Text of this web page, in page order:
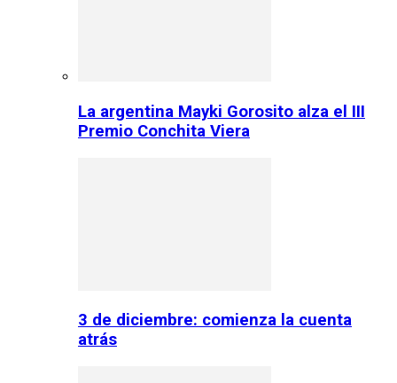
La argentina Mayki Gorosito alza el III
Premio Conchita Viera
3 de diciembre: comienza la cuenta
atrás